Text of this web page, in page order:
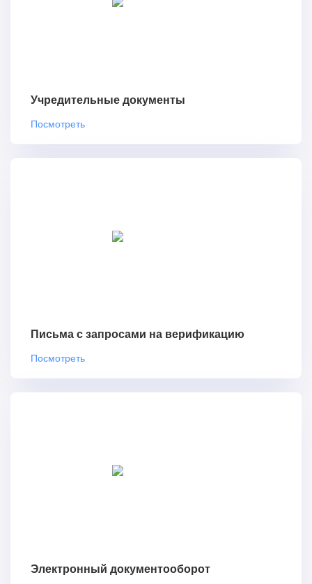
Учредительные документы
Посмотреть
Письма с запросами на верификацию
Посмотреть
Электронный документооборот